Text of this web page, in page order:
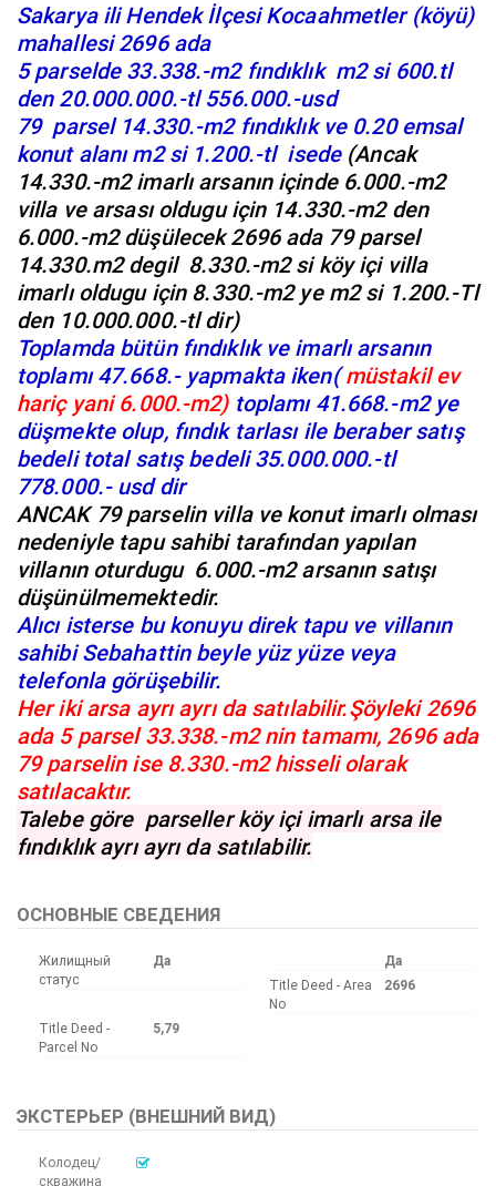
Sakarya ili Hendek İlçesi Kocaahmetler (köyü)
mahallesi 2696 ada
5 parselde 33.338.-m2 fındıklık m2 si 600.tl
den 20.000.000.-tl 556.000.-usd
79 parsel 14.330.-m2 fındıklık ve 0.20 emsal
konut alanı m2 si 1.200.-tl isede (Ancak
14.330.-m2 imarlı arsanın içinde 6.000.-m2
villa ve arsası oldugu için 14.330.-m2 den
6.000.-m2 düşülecek 2696 ada 79 parsel
14.330.m2 degil 8.330.-m2 si köy içi villa
imarlı oldugu için 8.330.-m2 ye m2 si 1.200.-Tl
den 10.000.000.-tl dir)
Toplamda bütün fındıklık ve imarlı arsanın
toplamı 47.668.- yapmakta iken(müstakil ev
hariç yani 6.000.-m2)toplamı 41.668.-m2 ye
düşmekte olup, fındık tarlası ile beraber satış
bedeli total satış bedeli 35.000.000.-tl
778.000.- usd dir
ANCAK 79 parselin villa ve konut imarlı olması
nedeniyle tapu sahibi tarafından yapılan
villanın oturdugu 6.000.-m2 arsanın satışı
düşünülmemektedir.
Alıcı isterse bu konuyu direk tapu ve villanın
sahibi Sebahattin beyle yüz yüze veya
telefonla görüşebilir.
Her iki arsa ayrı ayrı da satılabilir.Şöyleki 2696
ada 5 parsel 33.338.-m2 nin tamamı, 2696 ada
79 parselin ise 8.330.-m2 hisseli olarak
satılacaktır.
Talebe göre parseller köy içi imarlı arsa ile
fındıklık ayrı ayrı da satılabilir.
ОСНОВНЫЕ СВЕДЕНИЯ
Жилищный
статус
Да
Да
Title Deed - Area
No
2696
Title Deed -
Parcel No
5,79
ЭКСТЕРЬЕР (ВНЕШНИЙ ВИД)
Колодец/
скважина